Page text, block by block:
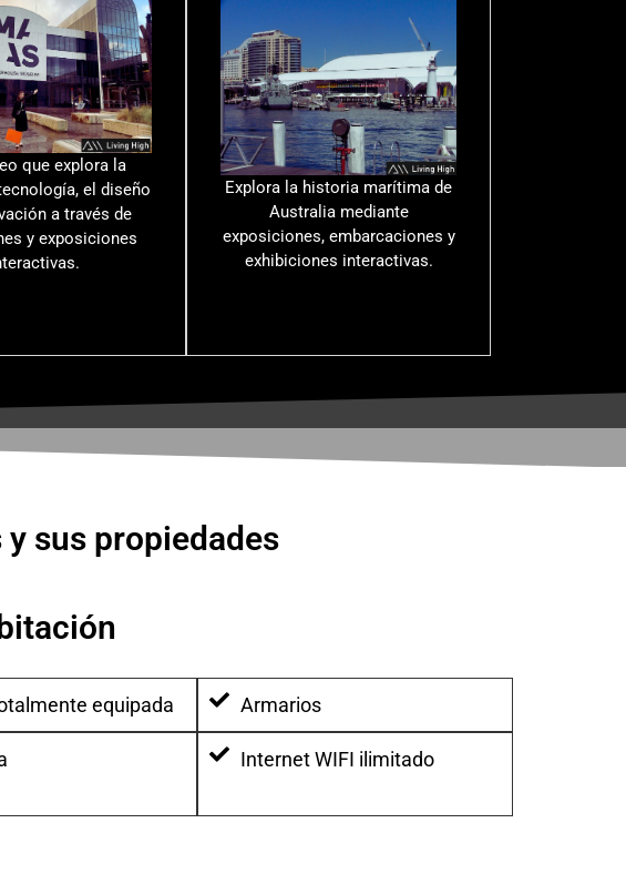
que explora la
el diseño
a través de
y exposiciones
Explora la historia marítima de
Australia mediante
exposiciones, embarcaciones y
exhibiciones interactivas.
sus propiedades
equipada Armarios
Internet WIFI ilimitado